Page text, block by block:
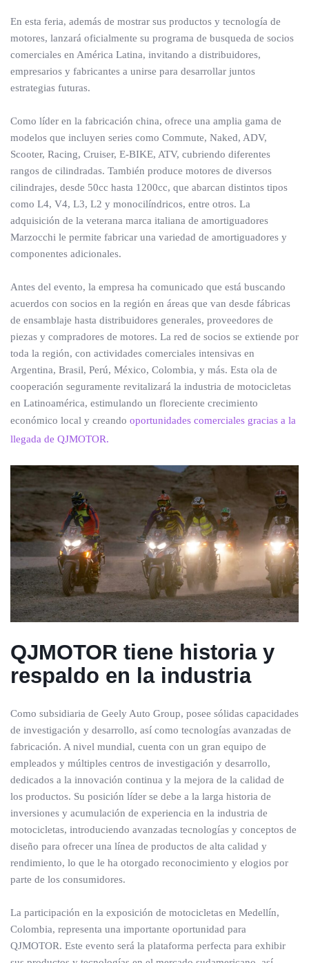
En esta feria, además de mostrar sus productos y tecnología de
motores, lanzará oficialmente su programa de busqueda de socios
comerciales en América Latina, invitando a distribuidores,
empresarios y fabricantes a unirse para desarrollar juntos
estrategias futuras.
Como líder en la fabricación china, ofrece una amplia gama de
modelos que incluyen series como Commute, Naked, ADV,
Scooter, Racing, Cruiser, E-BIKE, ATV, cubriendo diferentes
rangos de cilindradas. También produce motores de diversos
cilindrajes, desde 50cc hasta 1200cc, que abarcan distintos tipos
como L4, V4, L3, L2 y monocilíndricos, entre otros. La
adquisición de la veterana marca italiana de amortiguadores
Marzocchi le permite fabricar una variedad de amortiguadores y
componentes adicionales.
Antes del evento, la empresa ha comunicado que está buscando
acuerdos con socios en la región en áreas que van desde fábricas
de ensamblaje hasta distribuidores generales, proveedores de
piezas y compradores de motores. La red de socios se extiende por
toda la región, con actividades comerciales intensivas en
Argentina, Brasil, Perú, México, Colombia, y más. Esta ola de
cooperación seguramente revitalizará la industria de motocicletas
en Latinoamérica, estimulando un floreciente crecimiento
económico local y creando oportunidades comerciales gracias a la
llegada de QJMOTOR.
QJMOTOR tiene historia y
respaldo en la industria
Como subsidiaria de Geely Auto Group, posee sólidas capacidades
de investigación y desarrollo, así como tecnologías avanzadas de
fabricación. A nivel mundial, cuenta con un gran equipo de
empleados y múltiples centros de investigación y desarrollo,
dedicados a la innovación continua y la mejora de la calidad de
los productos. Su posición líder se debe a la larga historia de
inversiones y acumulación de experiencia en la industria de
motocicletas, introduciendo avanzadas tecnologías y conceptos de
diseño para ofrecer una línea de productos de alta calidad y
rendimiento, lo que le ha otorgado reconocimiento y elogios por
parte de los consumidores.
La participación en la exposición de motocicletas en Medellín,
Colombia, representa una importante oportunidad para
QJMOTOR. Este evento será la plataforma perfecta para exhibir